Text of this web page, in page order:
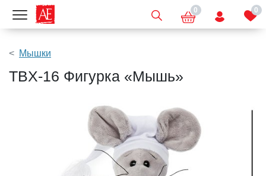
Показать меню 0 0
Мышки
TBX-16 Фигурка «Мышь»